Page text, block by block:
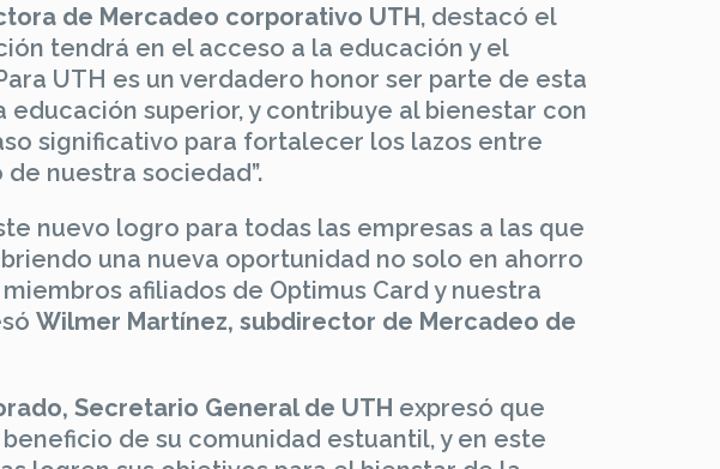
de Mercadeo corporativo UTH, destacó el
tendrá en el acceso a la educación y el
UTH es un verdadero honor ser parte de esta
superior, y contribuye al bienestar con
significativo para fortalecer los lazos entre
nuestra sociedad”.
nuevo logro para todas las empresas a las que
una nueva oportunidad no solo en ahorro
afiliados de Optimus Card y nuestra
Wilmer Martínez, subdirector de Mercadeo de
Secretario General de UTH expresó que
de su comunidad estuantil, y en este